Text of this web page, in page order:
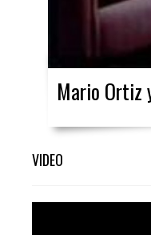
Mario Ortiz
VIDEO